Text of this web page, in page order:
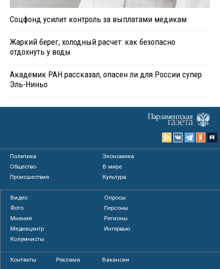
Соцфонд усилит контроль за выплатами медикам
Жаркий берег, холодный расчет: как безопасно
отдохнуть у воды
Академик РАН рассказал, опасен ли для России супер
Эль-Ниньо
Политика
Экономика
Общество
В мире
Происшествия
Культура
Видео
Опросы
Фото
Персоны
Мнения
Регионы
Медиацентр
Интервью
Колумнисты
Контакты Реклама Вакансии